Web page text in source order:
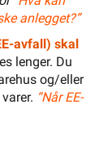
anlegget?”
avfall) skal
lenger. Du
og/eller
“Når EE-